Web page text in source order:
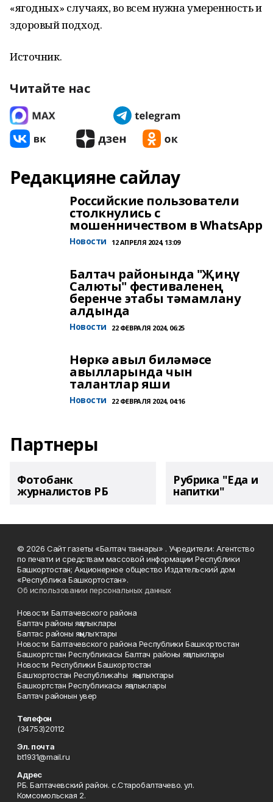
«ягодных» случаях, во всем нужна умеренность и
здоровый подход.
Источник.
Читайте нас
Редакцияне сайлау
Российские пользователи
столкнулись с
мошенничеством в WhatsApp
Новости 12 АПРЕЛЯ 2024, 13:09
Балтач районында "Җиңү
Салюты" фестиваленең
беренче этабы тәмамлану
алдында
Новости 22 ФЕВРАЛЯ 2024, 06:25
Нөркә авыл биләмәсе
авылларында чын
талантлар яши
Новости 22 ФЕВРАЛЯ 2024, 04:16
Партнеры
Фотобанк
журналистов РБ
Рубрика "Еда и
напитки"
© 2026 Сайт газеты «Балтач таннары» . Учредители: Агентство
по печати и средствам массовой информации Республики
Башкортостан; Акционерное общество Издательский дом
«Республика Башкортостан».
Об использовании персональных данных
Новости Балтачевского района
Балтач районы яңалыклары
Балтас районы яңылыҡтары
Новости Балтачевского района Республики Башкортостан
Башкортстан Республикасы Балтач районы яңалыклары
Новости Республики Башкортостан
Башҡортостан Республикаһы яңылыҡтары
Башкортстан Республикасы яңалыклары
Балтач районын увер
Телефон
(34753)20112
Эл. почта
bt1931@mail.ru
Адрес
РБ. Балтачевский район. с.Старобалтачево. ул.
Комсомольская 2.